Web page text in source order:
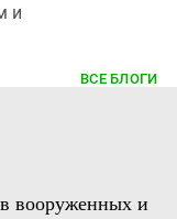
и
ВСЕ БЛОГИ
вооруженных и